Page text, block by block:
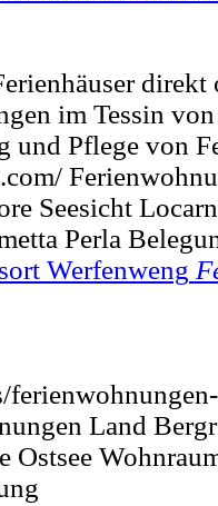
im Tessin
und Pflege von
Seesicht
Perla
Werfenweng
Land